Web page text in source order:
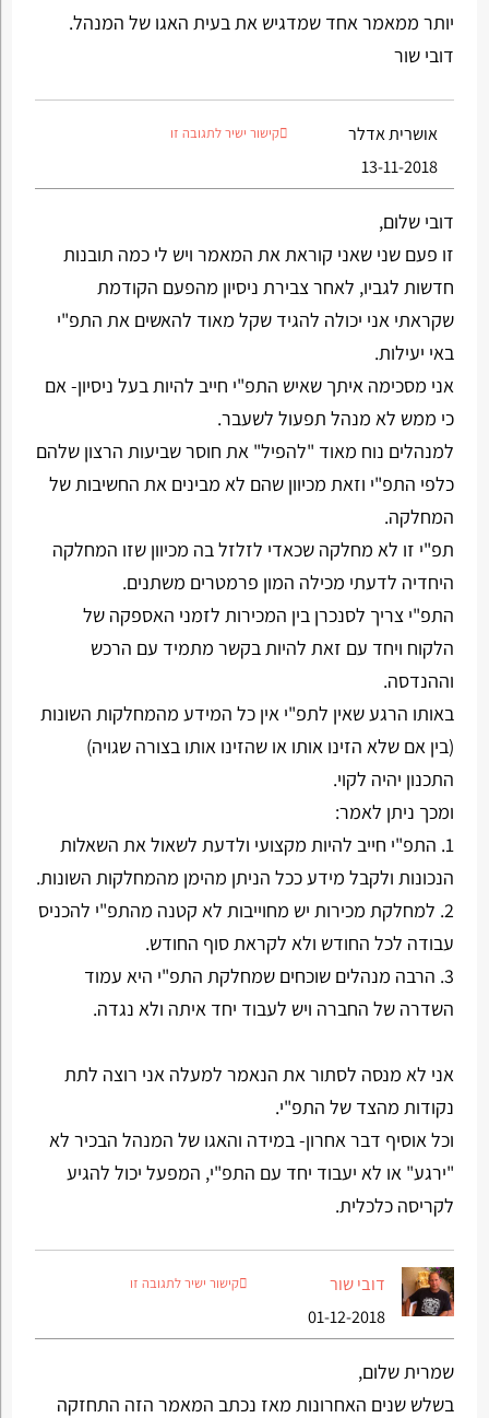
יותר ממאמר אחד שמדגיש את בעית האגו של המנהל.
דובי שור
אושרית אדלר
13-11-2018
קישור ישיר לתגובה זו
דובי שלום,
זו פעם שני שאני קוראת את המאמר ויש לי כמה תובנות
חדשות לגביו, לאחר צבירת ניסיון מהפעם הקודמת
שקראתי אני יכולה להגיד שקל מאוד להאשים את התפ"י
באי יעילות.
אני מסכימה איתך שאיש התפ"י חייב להיות בעל ניסיון- אם
כי ממש לא מנהל תפעול לשעבר.
למנהלים נוח מאוד "להפיל" את חוסר שביעות הרצון שלהם
כלפי התפ"י וזאת מכיוון שהם לא מבינים את החשיבות של
המחלקה.
תפ"י זו לא מחלקה שכאדי לזלזל בה מכיוון שזו המחלקה
היחדיה לדעתי מכילה המון פרמטרים משתנים.
התפ"י צריך לסנכרן בין המכירות לזמני האספקה של
הלקוח ויחד עם זאת להיות בקשר מתמיד עם הרכש
וההנדסה.
באותו הרגע שאין לתפ"י אין כל המידע מהמחלקות השונות
(בין אם שלא הזינו אותו או שהזינו אותו בצורה שגויה)
התכנון יהיה לקוי.
ומכך ניתן לאמר:
1. התפ"י חייב להיות מקצועי ולדעת לשאול את השאלות
הנכונות ולקבל מידע ככל הניתן מהימן מהמחלקות השונות.
2. למחלקת מכירות יש מחוייבות לא קטנה מהתפ"י להכניס
עבודה לכל החודש ולא לקראת סוף החודש.
3. הרבה מנהלים שוכחים שמחלקת התפ"י היא עמוד
השדרה של החברה ויש לעבוד יחד איתה ולא נגדה.
אני לא מנסה לסתור את הנאמר למעלה אני רוצה לתת
נקודות מהצד של התפ"י.
וכל אוסיף דבר אחרון- במידה והאגו של המנהל הבכיר לא
"ירגע" או לא יעבוד יחד עם התפ"י, המפעל יכול להגיע
לקריסה כלכלית.
דובי שור
01-12-2018
קישור ישיר לתגובה זו
שמרית שלום,
בשלש שנים האחרונות מאז נכתב המאמר הזה התחזקה